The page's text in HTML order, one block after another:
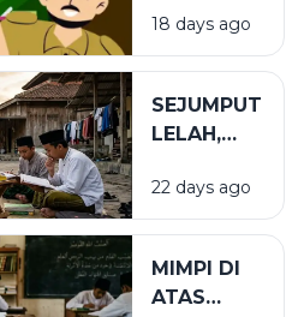
PENDIDIKAN
18 days ago
SEJUMPUT
LELAH,
BARAKAH
22 days ago
MIMPI DI
ATAS